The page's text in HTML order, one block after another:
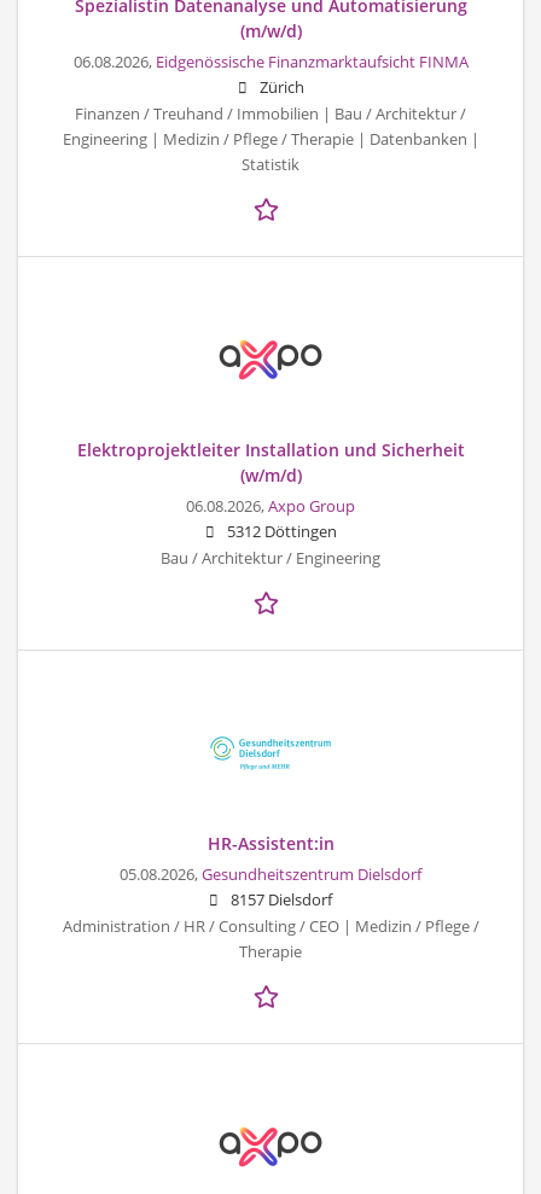
Spezialistin Datenanalyse und Automatisierung
(m/w/d)
06.08.2026, Eidgenössische Finanzmarktaufsicht FINMA
Zürich
Finanzen / Treuhand / Immobilien | Bau / Architektur /
Engineering | Medizin / Pflege / Therapie | Datenbanken |
Statistik
Elektroprojektleiter Installation und Sicherheit
(w/m/d)
06.08.2026,Axpo Group
5312 Döttingen
Bau / Architektur / Engineering
HR-Assistent:in
05.08.2026,Gesundheitszentrum Dielsdorf
8157 Dielsdorf
Administration / HR / Consulting / CEO | Medizin / Pflege /
Therapie